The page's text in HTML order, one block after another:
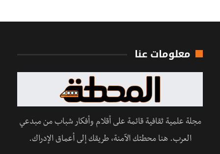
معلومات عنا
مجلة علمية ثقافية قائمة على أقلام وأفكار شباب من مبدعي
العرب. هنا محطتك الآمنة، طريقك إلى أعماق الإدراك.